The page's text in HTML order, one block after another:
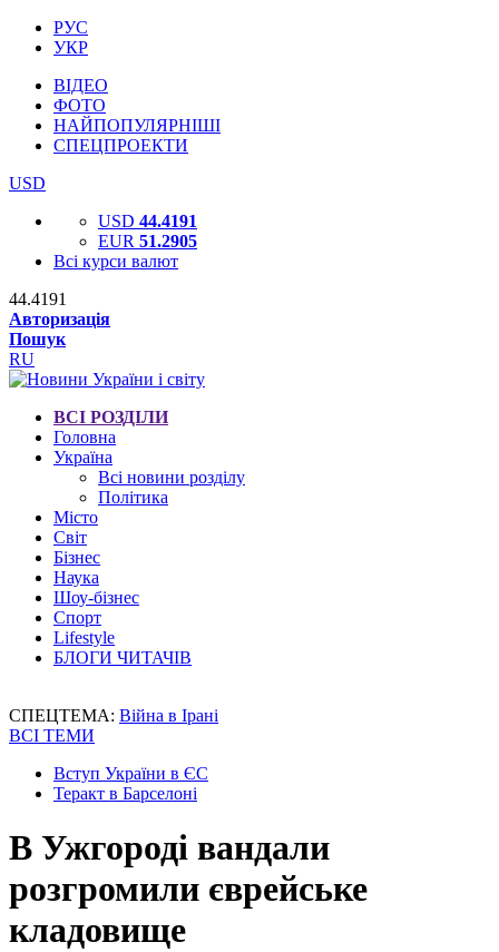
РУС
УКР
ВІДЕО
ФОТО
НАЙПОПУЛЯРНІШІ
СПЕЦПРОЕКТИ
USD
USD 44.4191
EUR 51.2905
Всі курси валют
44.4191
Авторизація
Пошук
RU
ВСІ РОЗДІЛИ
Головна
Україна
Всі новини розділу
Політика
Місто
Світ
Бізнес
Наука
Шоу-бізнес
Спорт
Lifestyle
БЛОГИ ЧИТАЧІВ
СПЕЦТЕМА: Війна в Ірані
ВСІ ТЕМИ
Вступ України в ЄС
Теракт в Барселоні
В Ужгороді вандали
розгромили єврейське
кладовище